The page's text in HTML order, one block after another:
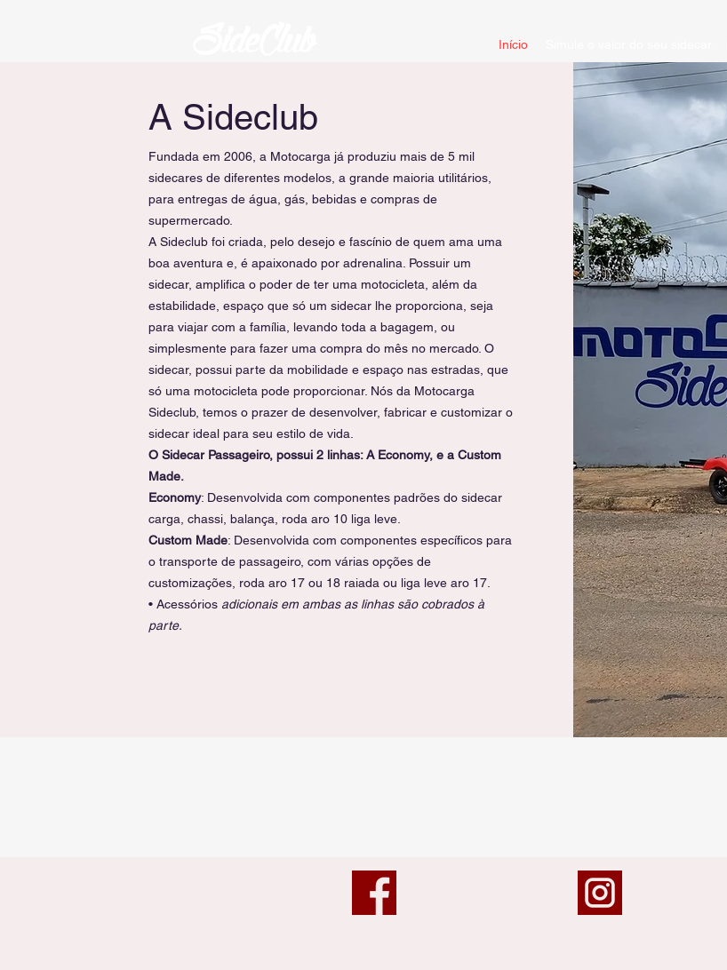
Início
A Sideclub
Fundada em 2006, a Motocarga já produziu mais de 5 mil
sidecares de diferentes modelos, a grande maioria utilitários,
para entregas de água, gás, bebidas e compras de
supermercado.
A Sideclub foi criada, pelo desejo e fascínio de quem ama uma
boa aventura e, é apaixonado por adrenalina. Possuir um
sidecar, amplifica o poder de ter uma motocicleta, além da
estabilidade, espaço que só um sidecar lhe proporciona, seja
para viajar com a família, levando toda a bagagem, ou
simplesmente para fazer uma compra do mês no mercado. O
sidecar, possui parte da mobilidade e espaço nas estradas, que
só uma motocicleta pode proporcionar. Nós da Motocarga
Sideclub, temos o prazer de desenvolver, fabricar e customizar o
sidecar ideal para seu estilo de vida.
O Sidecar Passageiro, possui 2 linhas: A Economy, e a Custom
Made.
Economy: Desenvolvida com componentes padrões do sidecar
carga, chassi, balança, roda aro 10 liga leve.
Custom Made: Desenvolvida com componentes específicos para
o transporte de passageiro, com várias opções de
customizações, roda aro 17 ou 18 raiada ou liga leve aro 17.
• Acessórios adicionais em ambas as linhas são cobrados à
parte.